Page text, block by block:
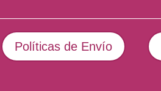
Políticas de Envío